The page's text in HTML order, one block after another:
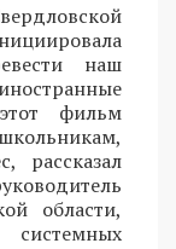
наш
фильм
рассказал
области,